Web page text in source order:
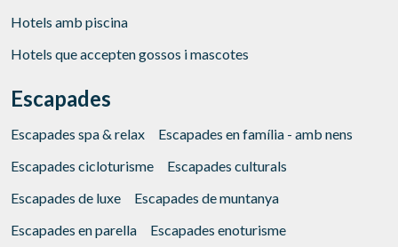
Hotels amb piscina
Hotels que accepten gossos i mascotes
Escapades
Escapades spa & relax
Escapades en família - amb nens
Escapades cicloturisme
Escapades culturals
Escapades de luxe
Escapades de muntanya
Escapades en parella
Escapades enoturisme